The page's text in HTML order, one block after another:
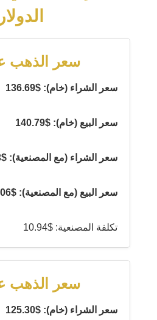
الدولار
سعر الذهب
سعر الشراء (خام): $136.69
سعر البيع (خام): $140.79
سعر الشراء (مع المصنعية): $147.63
سعر البيع (مع المصنعية): $152.06
تكلفة المصنعية: $10.94
سعر الذهب
سعر الشراء (خام): $125.30